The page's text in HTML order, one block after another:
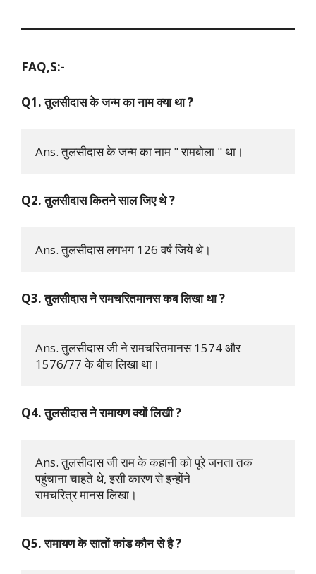
FAQ,S:-
Q1. तुलसीदास के जन्म का नाम क्या था ?
Ans. तुलसीदास के जन्म का नाम " रामबोला " था।
Q2. तुलसीदास कितने साल जिए थे ?
Ans. तुलसीदास लगभग 126 वर्ष जिये थे।
Q3. तुलसीदास ने रामचरितमानस कब लिखा था ?
Ans. तुलसीदास जी ने रामचरितमानस 1574 और
1576/77 के बीच लिखा था।
Q4. तुलसीदास ने रामायण क्यों लिखी ?
Ans. तुलसीदास जी राम के कहानी को पूरे जनता तक
पहुंचाना चाहते थे, इसी कारण से इन्होंने
रामचरित्र मानस लिखा।
Q5. रामायण के सातों कांड कौन से है ?